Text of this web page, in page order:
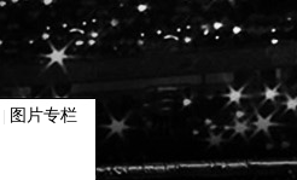
图片专栏